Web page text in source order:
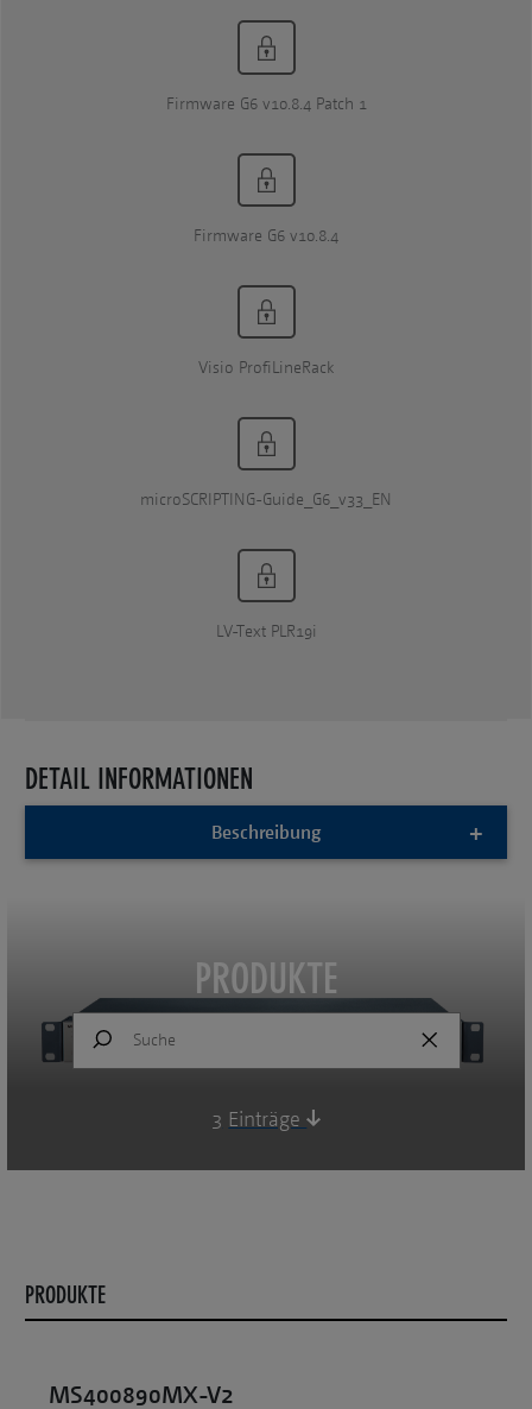
Firmware G6 v10.8.4 Patch 1
Firmware G6 v10.8.4
Visio ProfiLineRack
microSCRIPTING-Guide_G6_v33_EN
LV-Text PLR19i
DETAIL INFORMATIONEN
Beschreibung
3 Einträge
PRODUKTE
PRODUKTE
MS400890MX-V2